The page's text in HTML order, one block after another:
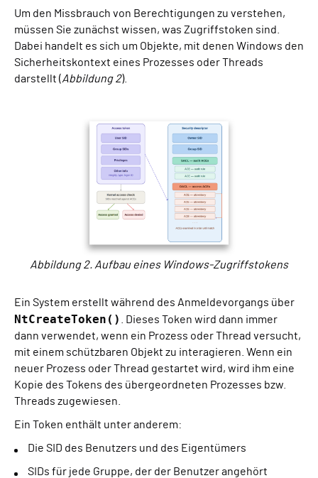
Um den Missbrauch von Berechtigungen zu verstehen,
müssen Sie zunächst wissen, was Zugriffstoken sind.
Dabei handelt es sich um Objekte, mit denen Windows den
Sicherheitskontext eines Prozesses oder Threads
darstellt (Abbildung 2).
Abbildung 2. Aufbau eines Windows-Zugriffstokens
Ein System erstellt während des Anmeldevorgangs über
NtCreateToken()
. Dieses Token wird dann immer
dann verwendet, wenn ein Prozess oder Thread versucht,
mit einem schützbaren Objekt zu interagieren. Wenn ein
neuer Prozess oder Thread gestartet wird, wird ihm eine
Kopie des Tokens des übergeordneten Prozesses bzw.
Threads zugewiesen.
Ein Token enthält unter anderem:
Die SID des Benutzers und des Eigentümers
SIDs für jede Gruppe, der der Benutzer angehört